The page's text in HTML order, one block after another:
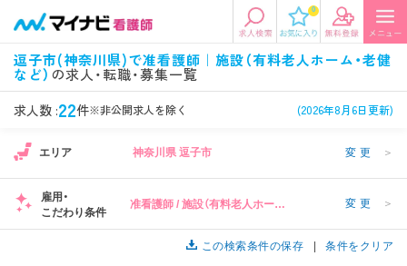
0
逗子市(神奈川県)で准看護師｜施設（有料老人ホーム・老健
など） の求人・転職・募集一覧
求人数 :22件※非公開求人を除く (2026年8月6日更新)
エリアから探す
エリアから探す
関東 北陸・信越
東海 関西
希望の求人条件を選択
条件項目の選択に戻る
資格 勤務形態
施設形態
病院、クリニック・診療所など
担当業務
病棟、外来など
エリア 神奈川県 逗子市 変更 ＞
雇用・
こだわり条件
准看護師 / 施設（有料老人ホーム・
変更 ＞
この検索条件の保存 条件をクリア